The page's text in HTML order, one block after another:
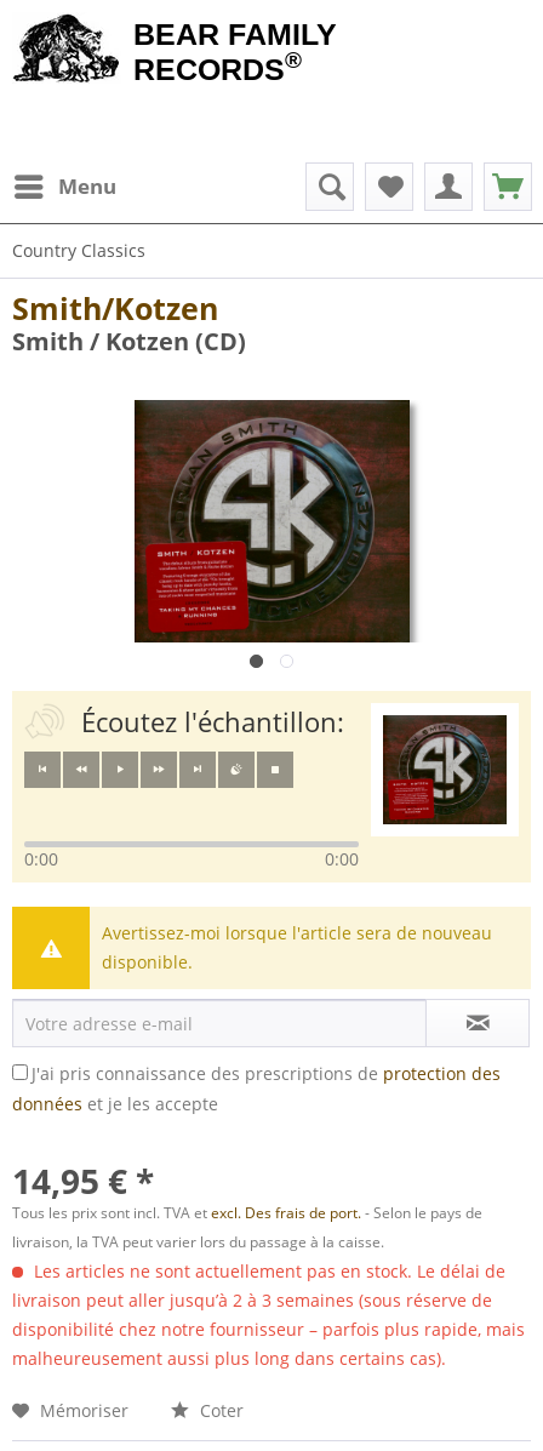
BEAR FAMILY
RECORDS®
Menu
Country Classics
Smith/Kotzen
Smith / Kotzen (CD)
Écoutez l'échantillon:
0:00 0:00
Avertissez-moi lorsque l'article sera de nouveau
disponible.
J'ai pris connaissance des prescriptions de protection des
données et je les accepte
14,95 € *
Tous les prix sont incl. TVA etexcl. Des frais de port.- Selon le pays de
livraison, la TVA peut varier lors du passage à la caisse.
Les articles ne sont actuellement pas en stock. Le délai de
livraison peut aller jusqu’à 2 à 3 semaines (sous réserve de
disponibilité chez notre fournisseur – parfois plus rapide, mais
malheureusement aussi plus long dans certains cas).
Mémoriser Coter